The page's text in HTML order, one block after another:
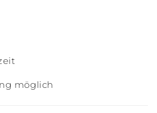
möglich